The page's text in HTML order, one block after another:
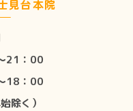
見台本院
21：00
18：00
除く）